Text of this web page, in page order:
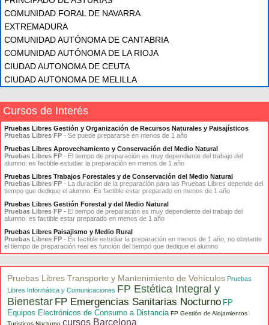
COMUNIDAD FORAL DE NAVARRA
EXTREMADURA
COMUNIDAD AUTÓNOMA DE CANTABRIA
COMUNIDAD AUTÓNOMA DE LA RIOJA
CIUDAD AUTONOMA DE CEUTA
CIUDAD AUTONOMA DE MELILLA
Cursos de Interés
Pruebas Libres Gestión y Organización de Recursos Naturales y Paisajísticos
Pruebas Libres FP - Se puede prepararse en menos de 1 año
Pruebas Libres Aprovechamiento y Conservación del Medio Natural
Pruebas Libres FP - El tiempo de preparación es muy dependiente del trabajo del
alumno: es factible estudiar la preparación en menos de 1 año
Pruebas Libres Trabajos Forestales y de Conservación del Medio Natural
Pruebas Libres FP - La duración de la preparación para las Pruebas Libres depende del
tiempo que dedique el alumno. Es factible estar preparado en menos de 1 año
Pruebas Libres Gestión Forestal y del Medio Natural
Pruebas Libres FP - El tiempo de preparación es muy dependiente del trabajo del
alumno: es factible estar preparado en menos de 1 año
Pruebas Libres Paisajismo y Medio Rural
Pruebas Libres FP - Es factible estudiar la preparación en menos de 1 año, no obstante
el tiempo de preparación real es función del tiempo que dedique el alumno
Pruebas Libres Transporte y Mantenimiento de Vehículos Pruebas
Libres Informática y Comunicaciones FP Estética Integral y
Bienestar FP Emergencias Sanitarias Nocturno FP
Equipos Electrónicos de Consumo a Distancia FP Gestión de Alojamientos
Turísticos Nocturno cursos Barcelona